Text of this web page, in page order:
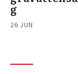
g
26 JUN